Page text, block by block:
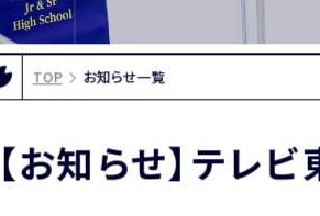
INFORMATION
お問い合わせ
資料請求
TOP お知らせ一覧
【お知らせ】テレ